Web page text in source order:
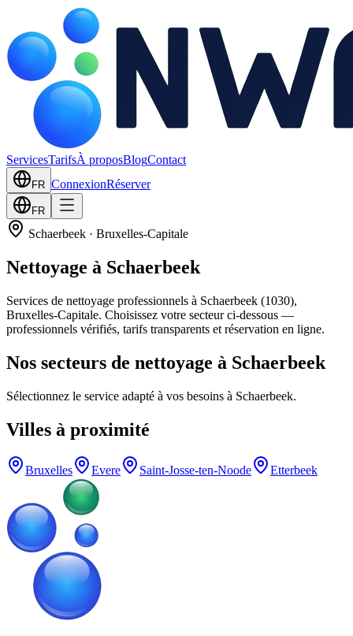
ServicesTarifsÀ proposBlogContact
FR ConnexionRéserver
FR
Schaerbeek · Bruxelles-Capitale
Nettoyage à Schaerbeek
Services de nettoyage professionnels à Schaerbeek (1030),
Bruxelles-Capitale. Choisissez votre secteur ci-dessous —
professionnels vérifiés, tarifs transparents et réservation en ligne.
Nos secteurs de nettoyage à Schaerbeek
Sélectionnez le service adapté à vos besoins à Schaerbeek.
Villes à proximité
Bruxelles Evere Saint-Josse-ten-Noode Etterbeek